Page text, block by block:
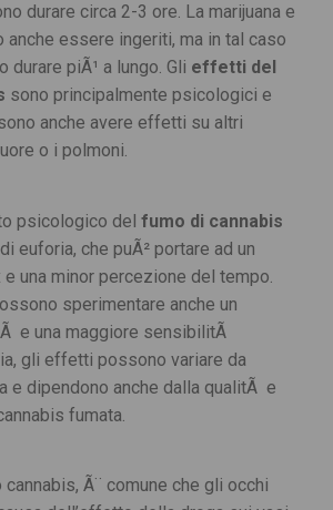
durare circa 2-3 ore. La marijuana e
anche essere ingeriti, ma in tal caso
piÃ¹ a lungo. Gli effetti del
sono principalmente psicologici e
anche avere effetti su altri
o i polmoni.
psicologico del fumo di cannabis
euforia, che puÃ² portare ad un
una minor percezione del tempo.
sperimentare anche un
e una maggiore sensibilitÃ
gli effetti possono variare da
e dipendono anche dalla qualitÃ e
fumata.
Ã¨ comune che gli occhi